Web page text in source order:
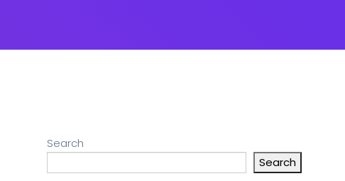
Search
Search